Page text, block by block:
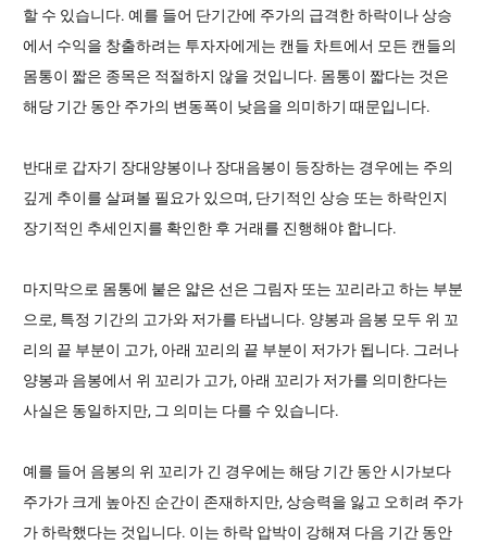
할 수 있습니다. 예를 들어 단기간에 주가의 급격한 하락이나 상승
에서 수익을 창출하려는 투자자에게는 캔들 차트에서 모든 캔들의
몸통이 짧은 종목은 적절하지 않을 것입니다. 몸통이 짧다는 것은
해당 기간 동안 주가의 변동폭이 낮음을 의미하기 때문입니다.
반대로 갑자기 장대양봉이나 장대음봉이 등장하는 경우에는 주의
깊게 추이를 살펴볼 필요가 있으며, 단기적인 상승 또는 하락인지
장기적인 추세인지를 확인한 후 거래를 진행해야 합니다.
마지막으로 몸통에 붙은 얇은 선은 그림자 또는 꼬리라고 하는 부분
으로, 특정 기간의 고가와 저가를 타냅니다. 양봉과 음봉 모두 위 꼬
리의 끝 부분이 고가, 아래 꼬리의 끝 부분이 저가가 됩니다. 그러나
양봉과 음봉에서 위 꼬리가 고가, 아래 꼬리가 저가를 의미한다는
사실은 동일하지만, 그 의미는 다를 수 있습니다.
예를 들어 음봉의 위 꼬리가 긴 경우에는 해당 기간 동안 시가보다
주가가 크게 높아진 순간이 존재하지만, 상승력을 잃고 오히려 주가
가 하락했다는 것입니다. 이는 하락 압박이 강해져 다음 기간 동안